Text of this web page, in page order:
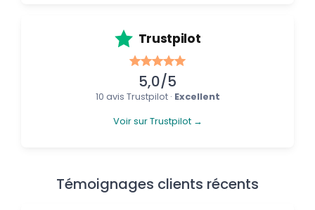
Trustpilot
5,0/5
10 avis Trustpilot · Excellent
Voir sur Trustpilot →
Témoignages clients récents